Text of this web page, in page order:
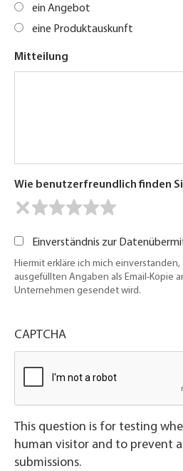
ein Angebot
eine Produktauskunft
Mitteilung
Wie benutzerfreundlich finden
Einverständnis zur
Hiermit erkläre ich mich einverstanden,
ausgefüllten Angaben als Email-Kopie
Unternehmen gesendet wird.
CAPTCHA
This question is for testing
human visitor and to prevent
submissions.